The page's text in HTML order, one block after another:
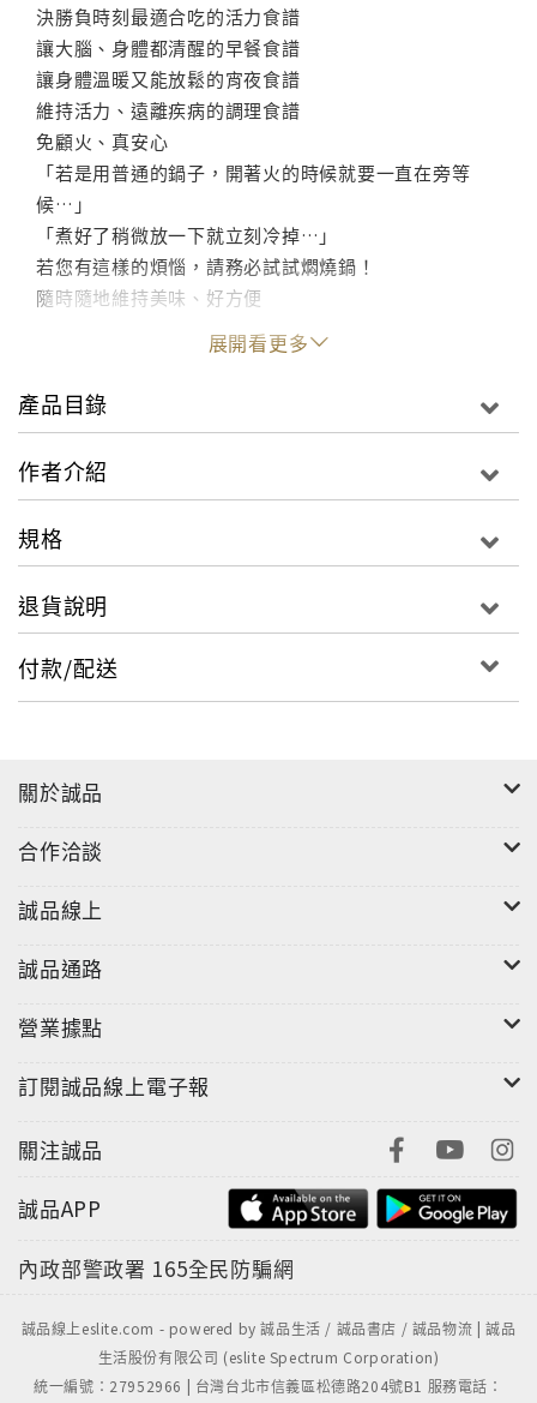
決勝負時刻最適合吃的活力食譜
讓大腦、身體都清醒的早餐食譜
讓身體溫暖又能放鬆的宵夜食譜
維持活力、遠離疾病的調理食譜
免顧火、真安心
「若是用普通的鍋子，開著火的時候就要一直在旁等
候…」
「煮好了稍微放一下就立刻冷掉…」
若您有這樣的煩惱，請務必試試燜燒鍋！
隨時隨地維持美味、好方便
因補習而晚歸也不用擔心，燜燒鍋可以長時間維持料理
也可以事先做好然後出門，不用加熱就可以馬上吃到熱
騰騰的料理！
靈感來自於媽媽在考試前做給我吃的料理。或是為食慾
也讓自己有更努力的意志！
把調理鍋放在爐上，加熱材料→加入水煮沸→蓋上鍋
蓋，放進保溫容器裡
→完成！
保留食材口感的同時，誘出美味。改變人生！第一本讓
考上最高學府的高材生都吃什麼呢？
理，目標是「養成健康聰明大腦」！由高智商的東大生
「活腦」、「活力」、「早餐」、「宵夜」、「身體調
所謂的育腦食譜…
育腦食譜就是，幫助勤勉學習的孩子們和雙親，養成健
康大腦的料理。這是東大料理愛好會根據自身的經驗及
知識，從「活腦」、「活力」、「早餐」、「宵夜」、
攝取的營養，以及就算忙碌仍可簡單製作的創意。透過
想要開創光明前程？從這一本食譜開始！
本書所利用到之「燜燒鍋」的優點：
一、更加從容不迫。
火旁。
二、運用食材的美味。
因為是利用餘熱烹煮，所以可以徹底入味。
展開看更多
產品目錄
作者介紹
規格
退貨說明
付款/配送
關於誠品
合作洽談
誠品線上
誠品通路
營業據點
訂閱誠品線上電子報
關注誠品
誠品APP
內政部警政署 165全民防騙網
誠品線上eslite.com - powered by 誠品生活 / 誠品書店 / 誠品物流 | 誠品
生活股份有限公司 (eslite Spectrum Corporation)
統一編號：27952966 | 台灣台北市信義區松德路204號B1 服務電話：